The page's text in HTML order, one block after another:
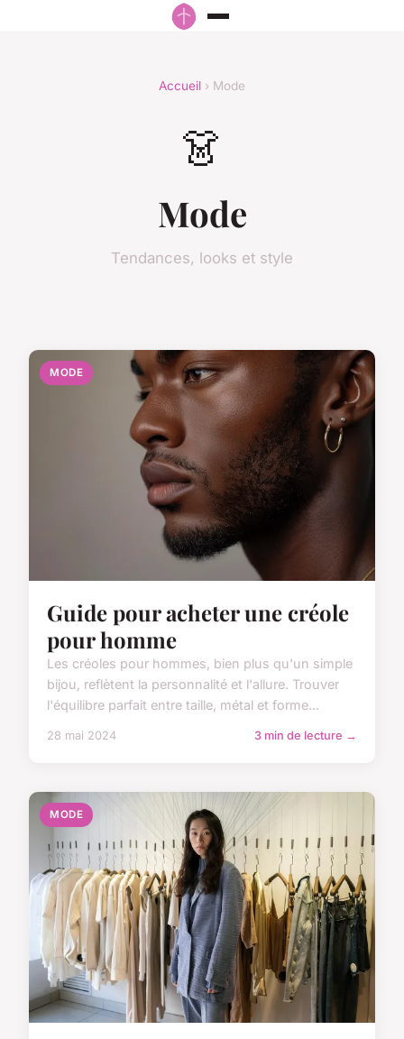
Accueil › Mode
👗
Mode
Tendances, looks et style
MODE
Guide pour acheter une créole
pour homme
Les créoles pour hommes, bien plus qu'un simple
bijou, reflètent la personnalité et l'allure. Trouver
l'équilibre parfait entre taille, métal et forme...
28 mai 2024 3 min de lecture →
MODE